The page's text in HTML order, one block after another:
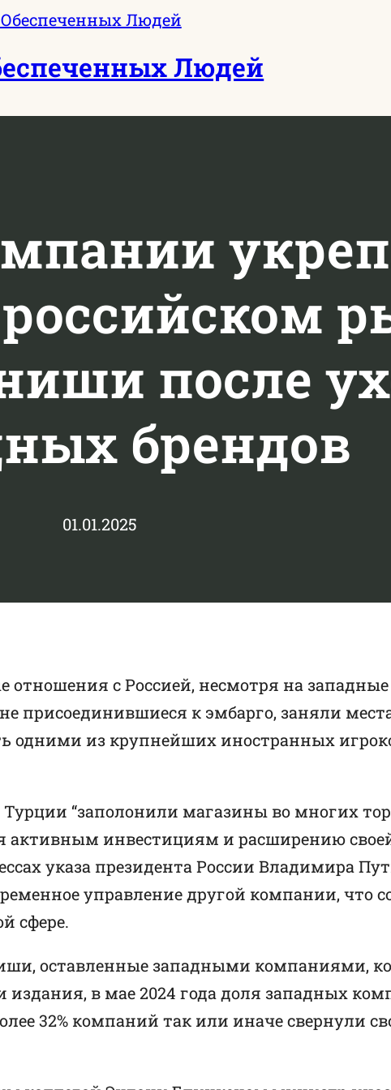
Людей
после
брендов
01.01.2025
отношения с Россией, несмотря на
присоединившиеся к эмбарго, заняли
одними из крупнейших иностранных
“заполонили магазины во многих
инвестициям и расширению
указа президента России Владимира
управление другой компании, что
сфере.
оставленные западными компаниями,
в мае 2024 года доля западных
32% компаний так или иначе свернули